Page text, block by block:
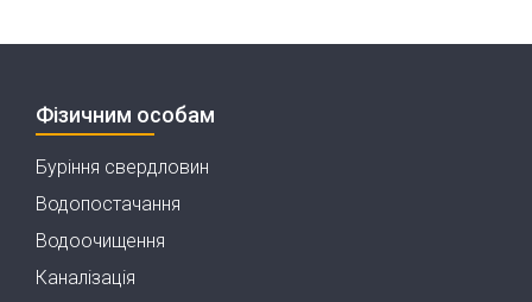
Фізичним особам
Буріння свердловин
Водопостачання
Водоочищення
Каналізація